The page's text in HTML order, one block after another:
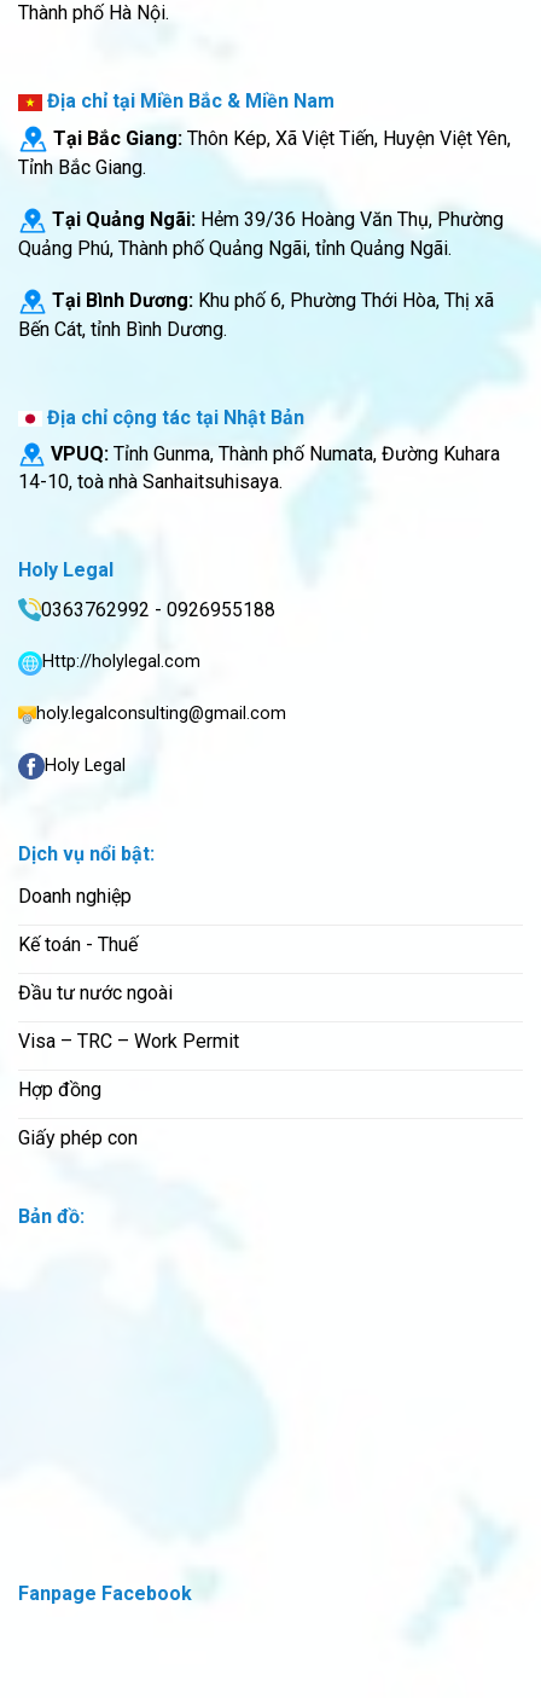
Thành phố Hà Nội.
Địa chỉ tại Miền Bắc & Miền Nam
Tại Bắc Giang: Thôn Kép, Xã Việt Tiến, Huyện Việt Yên,
Tỉnh Bắc Giang.
Tại Quảng Ngãi: Hẻm 39/36 Hoàng Văn Thụ, Phường
Quảng Phú, Thành phố Quảng Ngãi, tỉnh Quảng Ngãi.
Tại Bình Dương: Khu phố 6, Phường Thới Hòa, Thị xã
Bến Cát, tỉnh Bình Dương.
Địa chỉ cộng tác tại Nhật Bản
VPUQ: Tỉnh Gunma, Thành phố Numata, Đường Kuhara
14-10, toà nhà Sanhaitsuhisaya.
Holy Legal
0363762992 - 0926955188
Http://holylegal.com
holy.legalconsulting@gmail.com
Holy Legal
Dịch vụ nổi bật:
Doanh nghiệp
Kế toán - Thuế
Đầu tư nước ngoài
Visa – TRC – Work Permit
Hợp đồng
Giấy phép con
Bản đồ:
Fanpage Facebook